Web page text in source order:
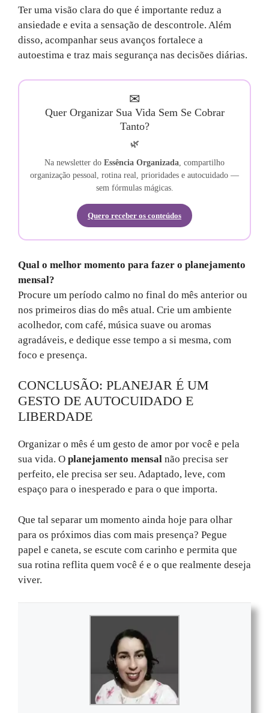
Ter uma visão clara do que é importante reduz a
ansiedade e evita a sensação de descontrole. Além
disso, acompanhar seus avanços fortalece a
autoestima e traz mais segurança nas decisões diárias.
✉
Quer Organizar Sua Vida Sem Se Cobrar
Tanto?
🌿
Na newsletter do Essência Organizada , compartilho
organização pessoal, rotina real, prioridades e autocuidado —
sem fórmulas mágicas.
Quero receber os conteúdos
Qual o melhor momento para fazer o planejamento
mensal?
Procure um período calmo no final do mês anterior ou
nos primeiros dias do mês atual. Crie um ambiente
acolhedor, com café, música suave ou aromas
agradáveis, e dedique esse tempo a si mesma, com
foco e presença.
CONCLUSÃO: PLANEJAR É UM
GESTO DE AUTOCUIDADO E
LIBERDADE
Organizar o mês é um gesto de amor por você e pela
sua vida. O planejamento mensal não precisa ser
perfeito, ele precisa ser seu. Adaptado, leve, com
espaço para o inesperado e para o que importa.
Que tal separar um momento ainda hoje para olhar
para os próximos dias com mais presença? Pegue
papel e caneta, se escute com carinho e permita que
sua rotina reflita quem você é e o que realmente deseja
viver.